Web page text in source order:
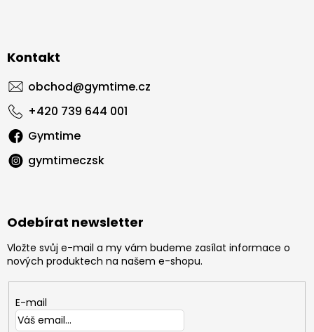
Kontakt
obchod@gymtime.cz
+420 739 644 001
Gymtime
gymtimeczsk
Odebírat newsletter
Vložte svůj e-mail a my vám budeme zasílat informace o
nových produktech na našem e-shopu.
E-mail